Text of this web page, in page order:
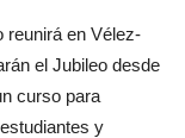
reunirá en Vélez-
el Jubileo desde
curso para
y